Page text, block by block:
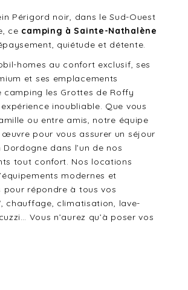
Périgord noir, dans le Sud-Ouest
ce camping à Sainte-Nathalène
quiétude et détente.
homes au confort exclusif, ses
et ses emplacements
camping les Grottes de Roffy
inoubliable. Que vous
ou entre amis, notre équipe
pour vous assurer un séjour
dans l’un de nos
tout confort. Nos locations
modernes et
pour répondre à tous vos
chauffage, climatisation, lave-
Vous n’aurez qu’à poser vos